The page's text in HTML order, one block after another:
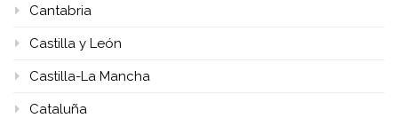
Cantabria
Castilla y León
Castilla-La Mancha
Cataluña